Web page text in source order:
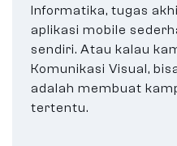
Informatika, tugas
aplikasi mobile
sendiri. Atau kalau
Komunikasi Visual,
adalah membuat
tertentu.